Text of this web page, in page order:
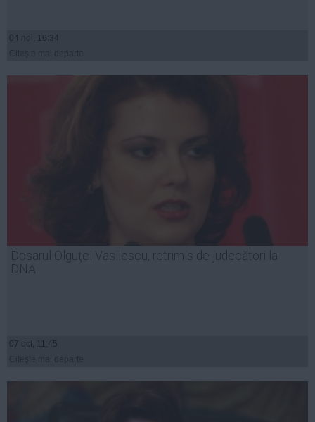
04 noi, 16:34
Dosarul Olguţei Vasilescu, retrimis de judecători la
DNA
07 oct, 11:45